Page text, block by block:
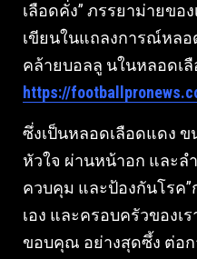
เลือดคั่ง” ภรรยาม่ายขอ
เขียนในแถลงการณ์หลอ
คล้ายบอลลู นในหลอดเ
https://
ซึ่งเป็นหลอดเลือดแดง
หัวใจ ผ่านหน้าอก และลํ
ควบคุม และป้องกันโรค
เอง และครอบครัวของเ
ขอบคุณ อย่างสุดซึ้ง ต่อก